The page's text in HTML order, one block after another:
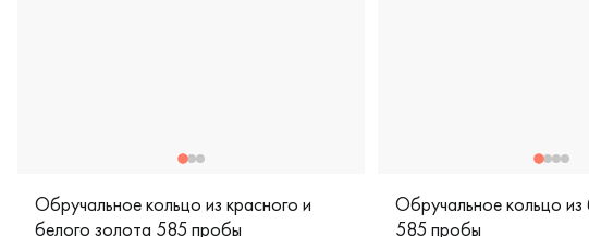
Обручальное кольцо из красного и
белого золота 585 пробы
Обручальное кольцо из
585 пробы